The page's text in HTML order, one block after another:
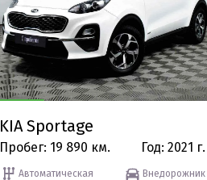
KIA Sportage
Пробег: 19 890 км. Год: 2021 г.
Автоматическая
Внедорожник